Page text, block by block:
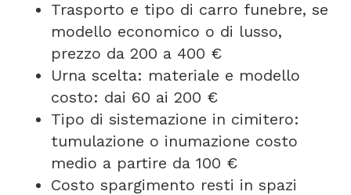
Trasporto e tipo di carro funebre, se
modello economico o di lusso,
prezzo da 200 a 400 €
Urna scelta: materiale e modello
costo: dai 60 ai 200 €
Tipo di sistemazione in cimitero:
tumulazione o inumazione costo
medio a partire da 100 €
Costo spargimento resti in spazi